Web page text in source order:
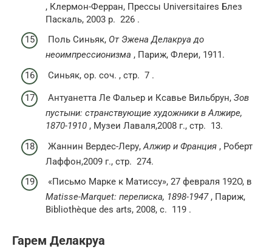
, Клермон-Ферран, Прессы Universitaires Блез
Паскаль, 2003 р. 226 .
Поль Синьяк, От Эжена Делакруа до
неоимпрессионизма , Париж, Флери, 1911.
Синьяк, op. соч. , стр. 7 .
Антуанетта Ле Фальер и Ксавье Вильбрун, Зов
пустыни: странствующие художники в Алжире,
1870-1910 , Музеи Лаваля,2008 г., стр. 13.
Жаннин Вердес-Леру,Алжир и Франция , Роберт
Лаффон,2009 г., стр. 274.
«Письмо Марке к Матиссу», 27 февраля 192O, в
Matisse-Marquet: переписка, 1898-1947, Париж,
Bibliothèque des arts, 2008, с. 119 .
Гарем Делакруа